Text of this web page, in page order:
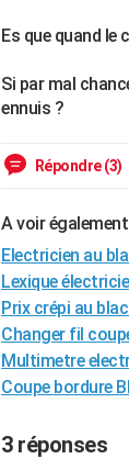
Es que quand le
Si par mal
ennuis ?
Répondre (3)
A voir
Electricien au
Lexique
Prix crépi au
Changer fil
Multimetre
Coupe bordure
3 réponses